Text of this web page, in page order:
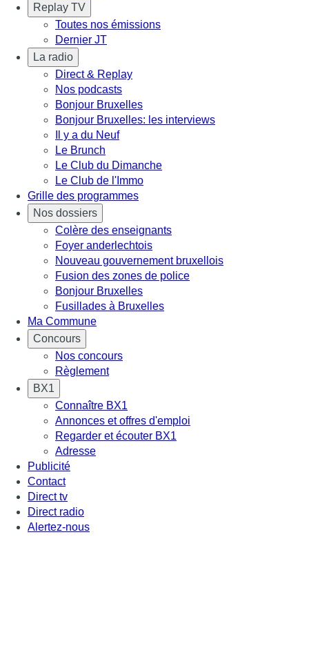
Replay TV
Toutes nos émissions
Dernier JT
La radio
Direct & Replay
Nos podcasts
Bonjour Bruxelles
Bonjour Bruxelles: les interviews
Il y a du Neuf
Le Brunch
Le Club du Dimanche
Le Club de l'Immo
Grille des programmes
Nos dossiers
Colère des enseignants
Foyer anderlechtois
Nouveau gouvernement bruxellois
Fusion des zones de police
Bonjour Bruxelles
Fusillades à Bruxelles
Ma Commune
Concours
Nos concours
Règlement
BX1
Connaître BX1
Annonces et offres d'emploi
Regarder et écouter BX1
Adresse
Publicité
Contact
Direct tv
Direct radio
Alertez-nous